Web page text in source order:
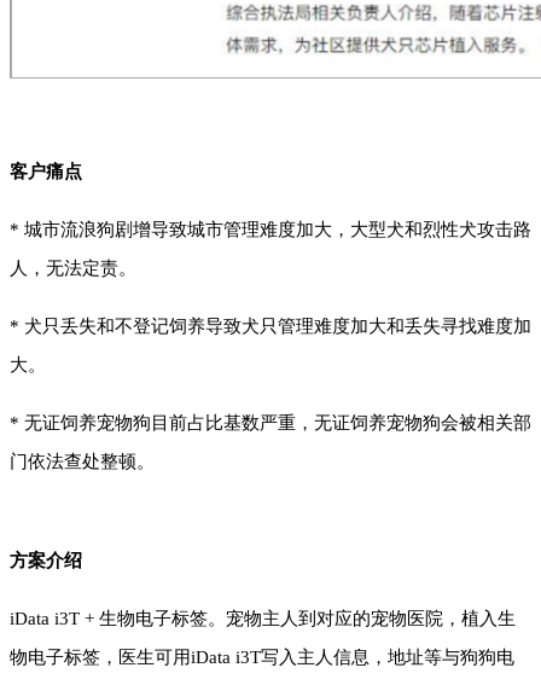
客户痛点
* 城市流浪狗剧增导致城市管理难度加大，大型犬和烈性犬攻击路
人，无法定责。
* 犬只丢失和不登记饲养导致犬只管理难度加大和丢失寻找难度加
大。
* 无证饲养宠物狗目前占比基数严重，无证饲养宠物狗会被相关部
门依法查处整顿。
方案介绍
iData i3T + 生物电子标签。宠物主人到对应的宠物医院，植入生
物电子标签，医生可用iData i3T写入主人信息，地址等与狗狗电